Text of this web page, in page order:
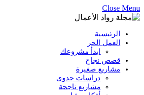
Close Menu
الرئيسية
العمل الحر
ابدأ مشروعك
قصص نجاح
مشاريع صغيرة
دراسات جدوى
مشاريع ناجحة